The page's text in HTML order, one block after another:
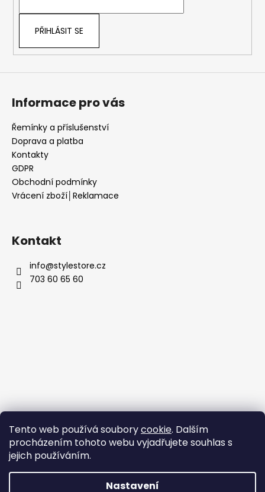
Tento web používá souborycookie. Dalším
procházením tohoto webu vyjadřujete souhlas s
jejich používáním.
Nastavení
PŘIHLÁSIT SE
Informace pro vás
Řemínky a příslušenství
Doprava a platba
Kontakty
GDPR
Obchodní podmínky
Vrácení zboží│Reklamace
Kontakt
info@stylestore.cz
703 60 65 60